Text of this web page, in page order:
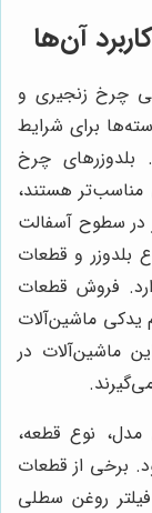
آن‌ها
چرخ زنجیری و
برای شرایط
چرخ
مناسب‌تر هستند،
در سطوح آسفالت
بلدوزر و قطعات
فروش قطعات
یدکی ماشین‌آلات
ماشین‌آلات در
نوع قطعه،
برخی از قطعات
فیلتر روغن سطلی